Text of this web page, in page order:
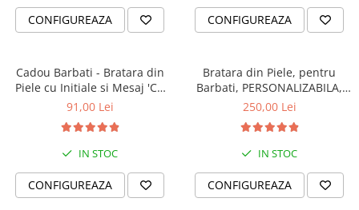
CONFIGUREAZA CONFIGUREAZA
Cadou Barbati - Bratara din
Piele cu Initiale si Mesaj 'Cu
Tine Oriunde în Lume'
91,00 Lei
IN STOC
CONFIGUREAZA
Bratara din Piele, pentru
Barbati, PERSONALIZABILA,
Slide Force (casual)
250,00 Lei
IN STOC
CONFIGUREAZA